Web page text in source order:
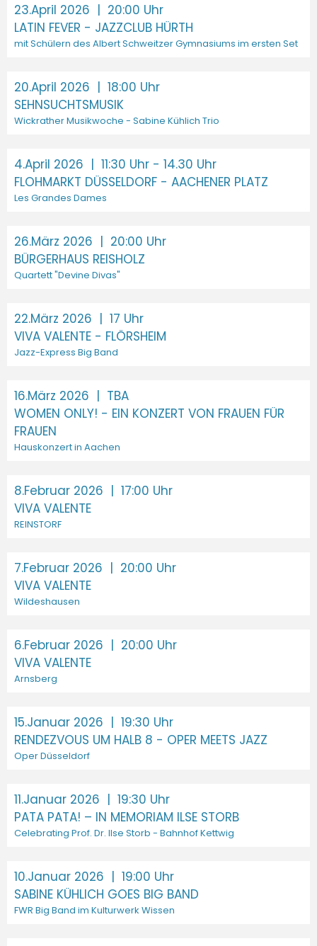
23.April 2026 | 20:00 Uhr
LATIN FEVER - JAZZCLUB HÜRTH
mit Schülern des Albert Schweitzer Gymnasiums im ersten Set
20.April 2026 | 18:00 Uhr
SEHNSUCHTSMUSIK
Wickrather Musikwoche - Sabine Kühlich Trio
4.April 2026 | 11:30 Uhr - 14.30 Uhr
FLOHMARKT DÜSSELDORF - AACHENER PLATZ
Les Grandes Dames
26.März 2026 | 20:00 Uhr
BÜRGERHAUS REISHOLZ
Quartett "Devine Divas"
22.März 2026 | 17 Uhr
VIVA VALENTE - FLÖRSHEIM
Jazz-Express Big Band
16.März 2026 | TBA
WOMEN ONLY! - EIN KONZERT VON FRAUEN FÜR
FRAUEN
Hauskonzert in Aachen
8.Februar 2026 | 17:00 Uhr
VIVA VALENTE
REINSTORF
7.Februar 2026 | 20:00 Uhr
VIVA VALENTE
Wildeshausen
6.Februar 2026 | 20:00 Uhr
VIVA VALENTE
Arnsberg
15.Januar 2026 | 19:30 Uhr
RENDEZVOUS UM HALB 8 - OPER MEETS JAZZ
Oper Düsseldorf
11.Januar 2026 | 19:30 Uhr
PATA PATA! – IN MEMORIAM ILSE STORB
Celebrating Prof. Dr. Ilse Storb - Bahnhof Kettwig
10.Januar 2026 | 19:00 Uhr
SABINE KÜHLICH GOES BIG BAND
FWR Big Band im Kulturwerk Wissen